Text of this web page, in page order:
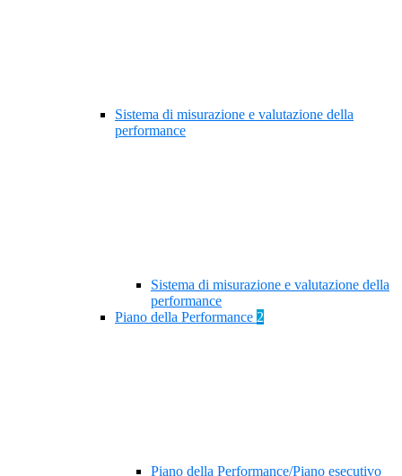
Sistema di misurazione e valutazione della
performance
Sistema di misurazione e valutazione della
performance
Piano della Performance 2
Piano della Performance/Piano esecutivo